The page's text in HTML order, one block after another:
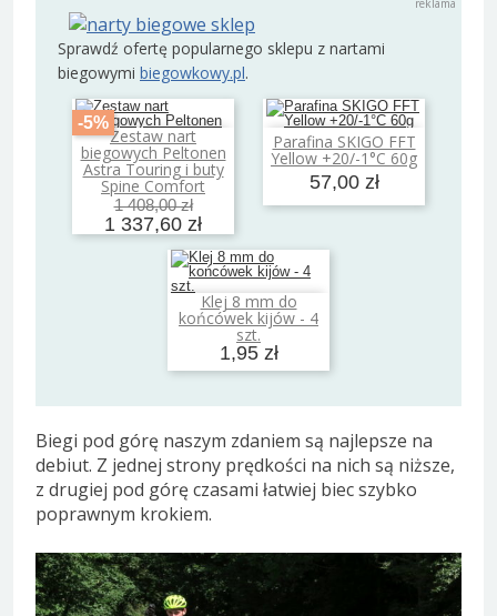
Sprawdź ofertę popularnego sklepu z nartami
biegowymi biegowkowy.pl.
-5%
Zestaw nart
biegowych Peltonen
Astra Touring i buty
Spine Comfort
1 408,00 zł
1 337,60 zł
Dodaj do koszyka Parafina SKIGO FFT
Yellow +20/-1°C 60g
57,00 zł
Dodaj do koszyka
Klej 8 mm do
końcówek kijów - 4
szt.
1,95 zł
Dodaj do koszyka
Biegi pod górę naszym zdaniem są najlepsze na
debiut. Z jednej strony prędkości na nich są niższe,
z drugiej pod górę czasami łatwiej biec szybko
poprawnym krokiem.